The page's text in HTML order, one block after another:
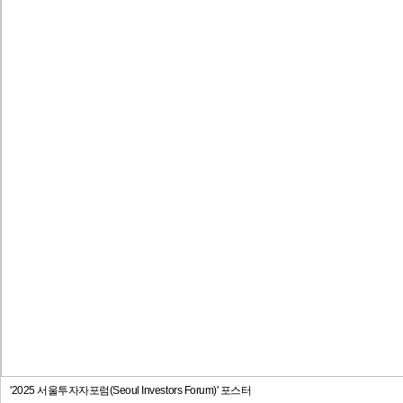
'2025 서울투자자포럼(Seoul Investors Forum)' 포스터